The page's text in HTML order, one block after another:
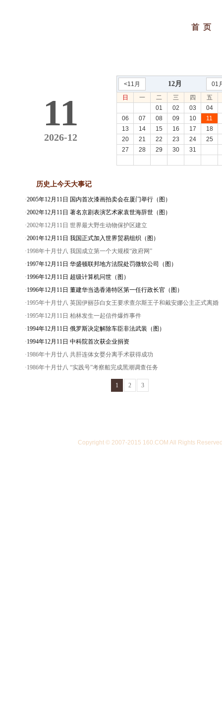
首 页
11
2026-12
<11月 12月
01
日
一 二 三 四
五
01
02 03
04
06
07 08 09 10
11
13
14 15 16 17
18
20
21 22 23 24
25
27
28 29 30 31
历史上今天大事记
·2005年12月11日 国内首次漆画拍卖会在厦门举行（图）
·2002年12月11日 著名京剧表演艺术家袁世海辞世（图）
·2002年12月11日 世界最大野生动物保护区建立
·2001年12月11日 我国正式加入世界贸易组织（图）
·1998年十月廿八 我国成立第一个大规模“政府网”
·1997年12月11日 华盛顿联邦地方法院处罚微软公司（图）
·1996年12月11日 超级计算机问世（图）
·1996年12月11日 董建华当选香港特区第一任行政长官（图）
·1995年十月廿八 英国伊丽莎白女王要求查尔斯王子和戴安娜公主正式离婚
·1995年12月11日 柏林发生一起信件爆炸事件
·1994年12月11日 俄罗斯决定解除车臣非法武装（图）
·1994年12月11日 中科院首次获企业捐资
·1986年十月廿八 共肝连体女婴分离手术获得成功
·1986年十月廿八 “实践号”考察船完成黑潮调查任务
1 2 3
Copyright © 2007-2015 160.COM All Rights